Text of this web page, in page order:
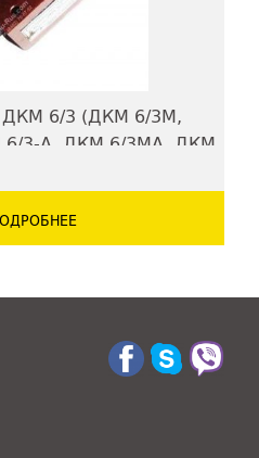
ДКМ 6/3 (ДКМ 6/3М,
3-А, ДКМ 6/3МА, ДКМ